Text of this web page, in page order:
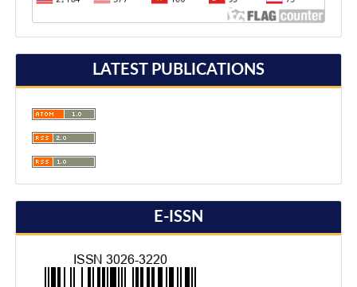
LATEST PUBLICATIONS
E-ISSN